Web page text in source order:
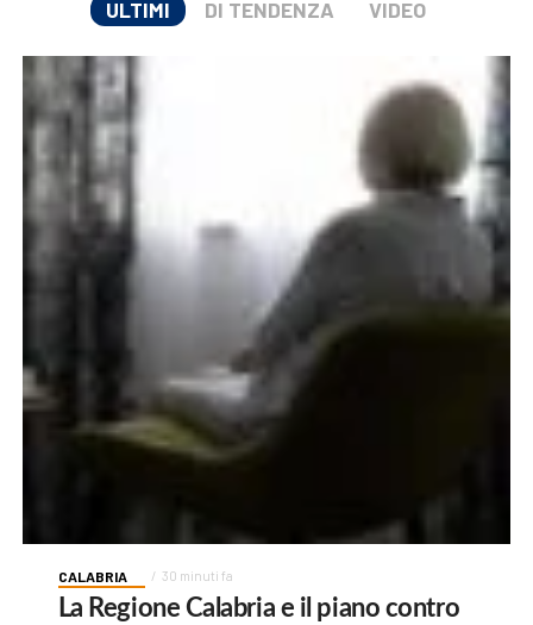
ULTIMI DI TENDENZA VIDEO
CALABRIA 30 minuti fa
La Regione Calabria e il piano contro